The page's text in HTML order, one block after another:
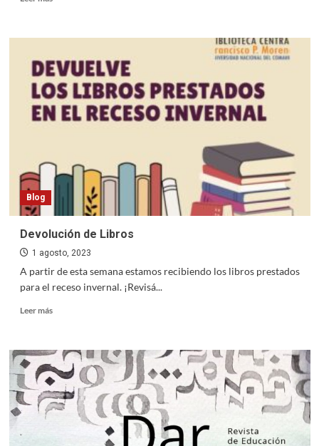
Cuarto
Mundo
animal
–
El
cariño
Antonio
Benedetto
Blog
Devolución de Libros
1 agosto, 2023
A partir de esta semana estamos recibiendo los libros prestados
para el receso invernal. ¡Revisá...
Leer másRead
Devolución
Libros